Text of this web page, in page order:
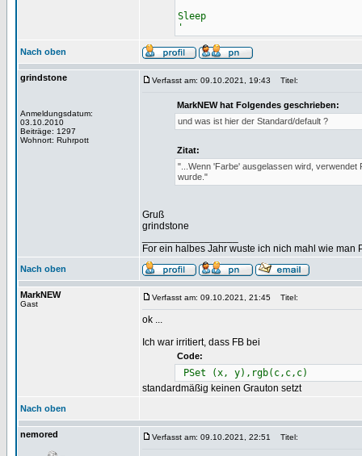
Sleep
'
Nach oben
grindstone
Anmeldungsdatum:
03.10.2010
Beiträge: 1297
Wohnort: Ruhrpott
Verfasst am: 09.10.2021, 19:43 Titel:
MarkNEW hat Folgendes geschrieben:
und was ist hier der Standard/default ?
Zitat:
"...Wenn 'Farbe' ausgelassen wird, verwendet
wurde."
Gruß
grindstone
For ein halbes Jahr wuste ich nich mahl wie man
Nach oben
MarkNEW
Gast
Verfasst am: 09.10.2021, 21:45 Titel:
ok ...
Ich war irritiert, dass FB bei
Code:
PSet (x, y),rgb(c,c,c)
standardmäßig keinen Grauton setzt
Nach oben
nemored Verfasst am: 09.10.2021, 22:51 Titel: